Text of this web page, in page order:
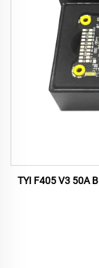
TYI F405 V3 50A